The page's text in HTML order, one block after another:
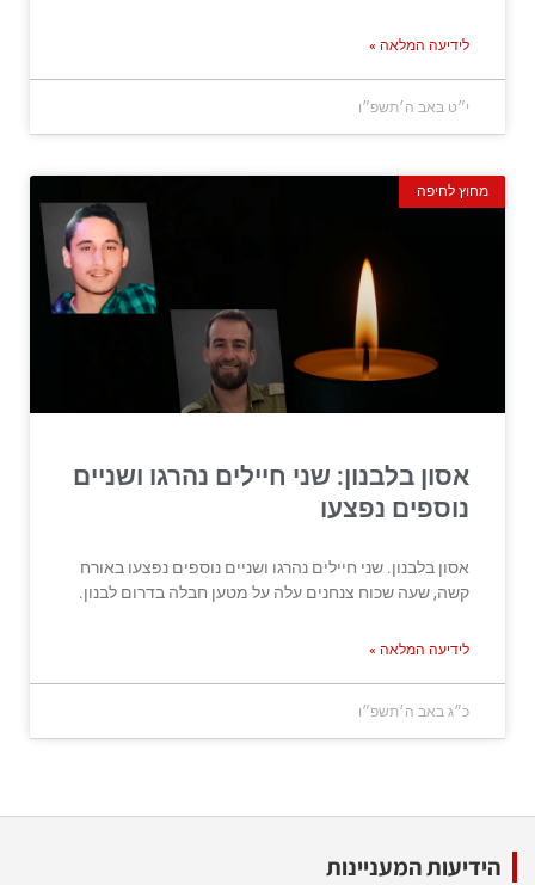
לידיעה המלאה »
י״ט באב ה׳תשפ״ו
מחוץ לחיפה
אסון בלבנון: שני חיילים נהרגו ושניים
נוספים נפצעו
אסון בלבנון. שני חיילים נהרגו ושניים נוספים נפצעו באורח
קשה, שעה שכוח צנחנים עלה על מטען חבלה בדרום לבנון.
לידיעה המלאה »
כ״ג באב ה׳תשפ״ו
הידיעות המעניינות